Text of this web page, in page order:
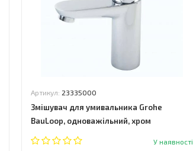
Артикул: 23335000
Змішувач для умивальника Grohe
BauLoop, одноважільний, хром
(23335000)
У наявності